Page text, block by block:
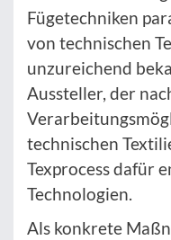
Fügetechniken
von technischen
unzureichend
Aussteller, der
technischen
Texprocess dafür
Technologien.
Als konkrete